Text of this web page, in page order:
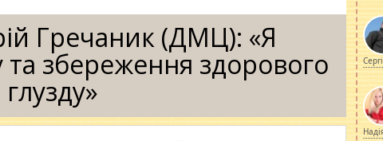
Гречаник (ДМЦ): «Я
збереження здорового
глузду»